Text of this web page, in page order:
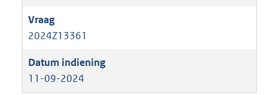
2024Z13361
11-09-2024